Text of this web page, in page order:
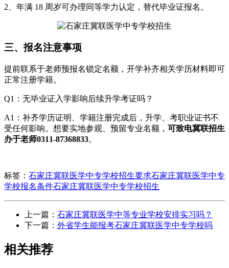
2、年满 18 周岁可办理同等学力认定，替代毕业证报名。
三、报名注意事项
提前联系于老师预报名锁定名额，开学补齐相关学历材料即可
正常注册学籍。
Q1：无毕业证入学影响后续升学考证吗？
A1：补齐学历证明、学籍注册完成后，升学、考职业证书不
受任何影响。想要实地参观、预留专业名额， 可致电冀联招生
办于老师0311-87368833。
标签： 石家庄冀联医学中专学校招生要求石家庄冀联医学中专
学校报名条件石家庄冀联医学中专学校招生
上一篇： 石家庄冀联医学中等专业学校安排实习吗？
下一篇： 外省学生能报考石家庄冀联医学中专学校吗
相关推荐